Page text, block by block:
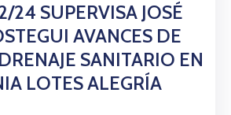
24 SUPERVISA JOSÉ
AVANCES DE
SANITARIO EN
LOTES ALEGRÍA